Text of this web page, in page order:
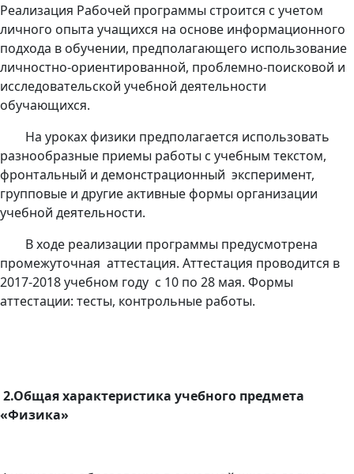
Реализация Рабочей программы строится с учетом
личного опыта учащихся на основе информационного
подхода в обучении, предполагающего использование
личностно-ориентированной, проблемно-поисковой и
исследовательской учебной деятельности
обучающихся.
На уроках физики предполагается использовать
разнообразные приемы работы с учебным текстом,
фронтальный и демонстрационный эксперимент,
групповые и другие активные формы организации
учебной деятельности.
В ходе реализации программы предусмотрена
промежуточная аттестация. Аттестация проводится в
2017-2018 учебном году с 10 по 28 мая. Формы
аттестации: тесты, контрольные работы.
2.Общая характеристика учебного предмета
«Физика»